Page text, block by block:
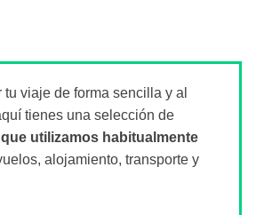
tu viaje de forma sencilla y al
tienes una selección de
utilizamos habitualmente
alojamiento, transporte y